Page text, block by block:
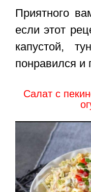
Приятного
если этот
капустой,
понравился и
Салат с